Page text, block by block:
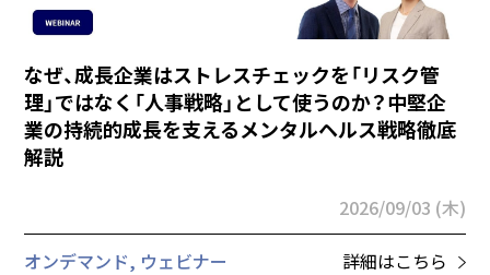
なぜ、成長企業はストレスチェックを「リスク管
理」ではなく「人事戦略」として使うのか？中堅企
業の持続的成長を支えるメンタルヘルス戦略徹底
解説
2026/09/03 (木)
オンデマンド, ウェビナー 詳細はこちら